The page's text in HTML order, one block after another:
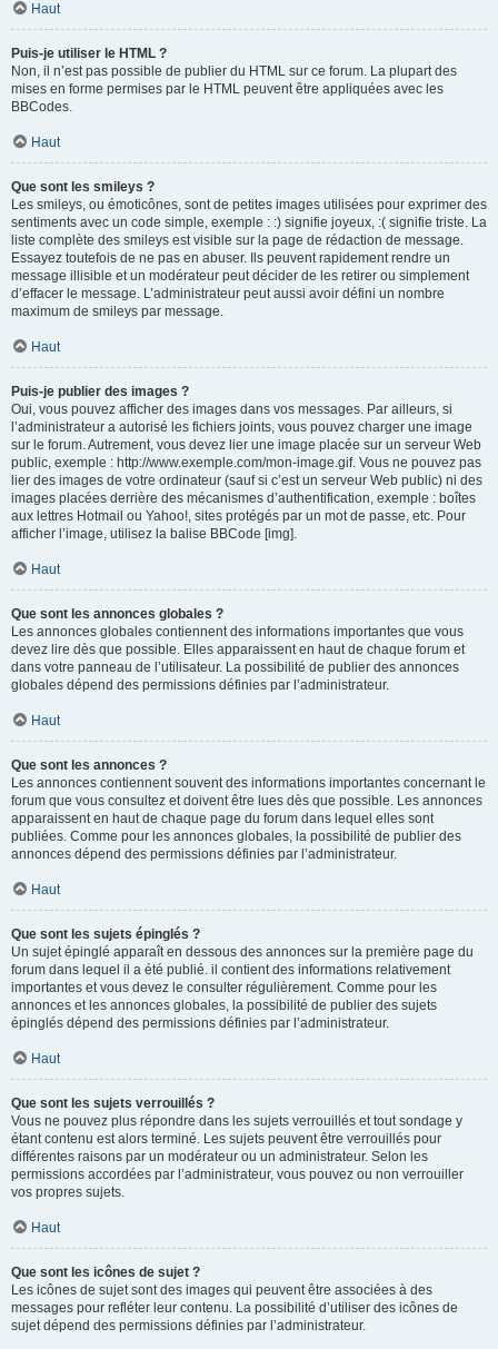
Haut
Puis-je utiliser le HTML ?
Non, il n’est pas possible de publier du HTML sur ce forum. La plupart des
mises en forme permises par le HTML peuvent être appliquées avec les
BBCodes.
Haut
Que sont les smileys ?
Les smileys, ou émoticônes, sont de petites images utilisées pour exprimer des
sentiments avec un code simple, exemple : :) signifie joyeux, :( signifie triste. La
liste complète des smileys est visible sur la page de rédaction de message.
Essayez toutefois de ne pas en abuser. Ils peuvent rapidement rendre un
message illisible et un modérateur peut décider de les retirer ou simplement
d’effacer le message. L’administrateur peut aussi avoir défini un nombre
maximum de smileys par message.
Haut
Puis-je publier des images ?
Oui, vous pouvez afficher des images dans vos messages. Par ailleurs, si
l’administrateur a autorisé les fichiers joints, vous pouvez charger une image
sur le forum. Autrement, vous devez lier une image placée sur un serveur Web
public, exemple : http://www.exemple.com/mon-image.gif. Vous ne pouvez pas
lier des images de votre ordinateur (sauf si c’est un serveur Web public) ni des
images placées derrière des mécanismes d’authentification, exemple : boîtes
aux lettres Hotmail ou Yahoo!, sites protégés par un mot de passe, etc. Pour
afficher l’image, utilisez la balise BBCode [img].
Haut
Que sont les annonces globales ?
Les annonces globales contiennent des informations importantes que vous
devez lire dès que possible. Elles apparaissent en haut de chaque forum et
dans votre panneau de l’utilisateur. La possibilité de publier des annonces
globales dépend des permissions définies par l’administrateur.
Haut
Que sont les annonces ?
Les annonces contiennent souvent des informations importantes concernant le
forum que vous consultez et doivent être lues dès que possible. Les annonces
apparaissent en haut de chaque page du forum dans lequel elles sont
publiées. Comme pour les annonces globales, la possibilité de publier des
annonces dépend des permissions définies par l’administrateur.
Haut
Que sont les sujets épinglés ?
Un sujet épinglé apparaît en dessous des annonces sur la première page du
forum dans lequel il a été publié. il contient des informations relativement
importantes et vous devez le consulter régulièrement. Comme pour les
annonces et les annonces globales, la possibilité de publier des sujets
épinglés dépend des permissions définies par l’administrateur.
Haut
Que sont les sujets verrouillés ?
Vous ne pouvez plus répondre dans les sujets verrouillés et tout sondage y
étant contenu est alors terminé. Les sujets peuvent être verrouillés pour
différentes raisons par un modérateur ou un administrateur. Selon les
permissions accordées par l’administrateur, vous pouvez ou non verrouiller
vos propres sujets.
Haut
Que sont les icônes de sujet ?
Les icônes de sujet sont des images qui peuvent être associées à des
messages pour refléter leur contenu. La possibilité d’utiliser des icônes de
sujet dépend des permissions définies par l’administrateur.